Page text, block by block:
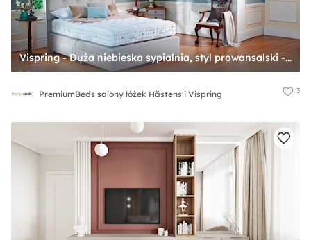
Vispring - Duża niebieska sypialnia, styl prowansalski - zdjęcie od PremiumBeds salony łóżek Hästens i Vispring
PremiumBeds salony łóżek Hästens i Vispring 3